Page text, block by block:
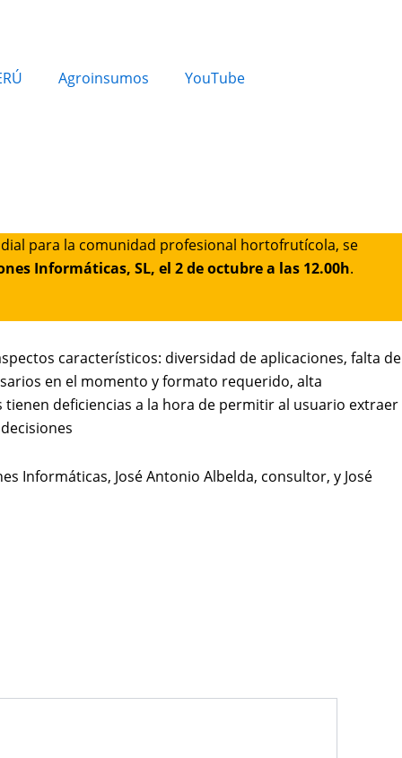
Agroinsumos YouTube
para la comunidad profesional hortofrutícola, se
Informáticas, SL, el 2 de octubre a las 12.00h.
característicos: diversidad de aplicaciones, falta de
en el momento y formato requerido, alta
deficiencias a la hora de permitir al usuario extraer
Informáticas, José Antonio Albelda, consultor, y José